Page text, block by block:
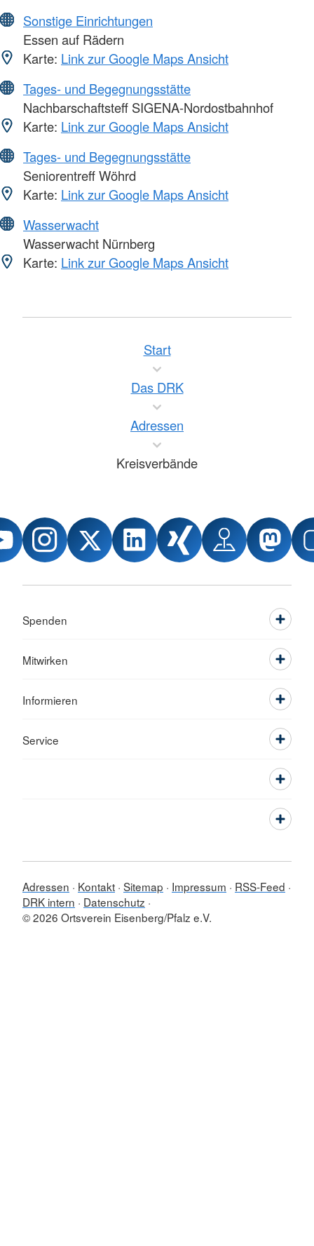
Sonstige Einrichtungen
Essen auf Rädern
Karte: Link zur Google Maps Ansicht
Tages- und Begegnungsstätte
Nachbarschaftsteff SIGENA-Nordostbahnhof
Karte: Link zur Google Maps Ansicht
Tages- und Begegnungsstätte
Seniorentreff Wöhrd
Karte: Link zur Google Maps Ansicht
Wasserwacht
Wasserwacht Nürnberg
Karte: Link zur Google Maps Ansicht
Start
Das DRK
Adressen
Kreisverbände
Spenden
Mitwirken
Informieren
Service
Adressen Kontakt Sitemap Impressum
RSS-Feed
DRK intern
Datenschutz
© 2026 Ortsverein Eisenberg/Pfalz e.V.